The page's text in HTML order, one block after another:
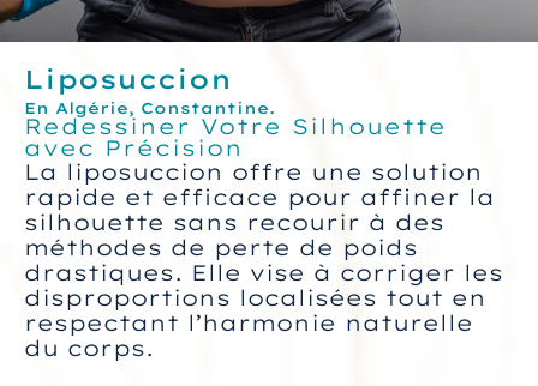
Liposuccion
En Algérie, Constantine.
Redessiner Votre Silhouette
avec Précision​
La liposuccion offre une solution
rapide et efficace pour affiner la
silhouette sans recourir à des
méthodes de perte de poids
drastiques. Elle vise à corriger les
disproportions localisées tout en
respectant l’harmonie naturelle
du corps.